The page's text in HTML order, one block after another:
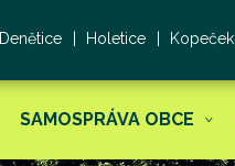
Denětice Holetice Kopeček
SAMOSPRÁVA OBCE